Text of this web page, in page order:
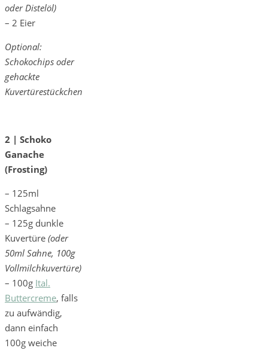
oder Distelöl)
– 2 Eier
Optional:
Schokochips oder
gehackte
Kuvertürestückchen
2 | Schoko
Ganache
(Frosting)
– 125ml
Schlagsahne
– 125g dunkle
Kuvertüre (oder
50ml Sahne, 100g
Vollmilchkuvertüre)
– 100g Ital.
Buttercreme, falls
zu aufwändig,
dann einfach
100g weiche